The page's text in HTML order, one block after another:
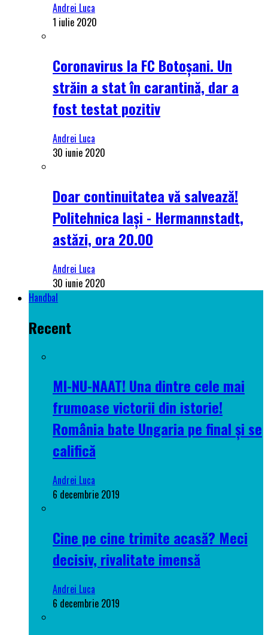
Andrei Luca
1 iulie 2020
Coronavirus la FC Botoșani. Un
străin a stat în carantină, dar a
fost testat pozitiv
Andrei Luca
30 iunie 2020
Doar continuitatea vă salvează!
Politehnica Iași - Hermannstadt,
astăzi, ora 20.00
Andrei Luca
30 iunie 2020
Handbal
Recent
MI-NU-NAAT! Una dintre cele mai
frumoase victorii din istorie!
România bate Ungaria pe final și se
califică
Andrei Luca
6 decembrie 2019
Cine pe cine trimite acasă? Meci
decisiv, rivalitate imensă
Andrei Luca
6 decembrie 2019